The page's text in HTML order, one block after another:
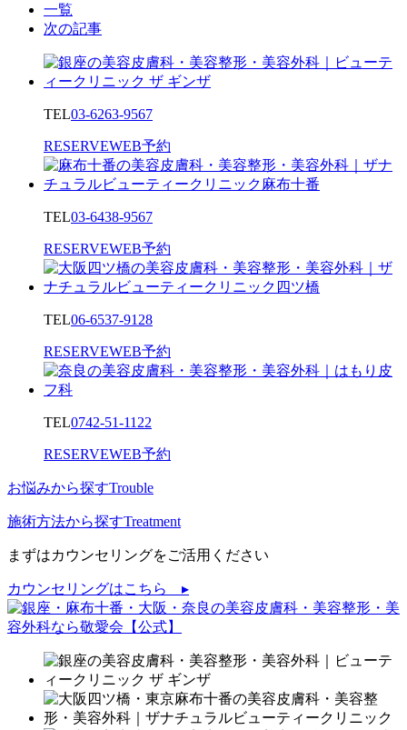
一覧
次の記事
TEL03-6263-9567
RESERVEWEB予約
TEL03-6438-9567
RESERVEWEB予約
TEL06-6537-9128
RESERVEWEB予約
TEL0742-51-1122
RESERVEWEB予約
お悩みから探すTrouble
施術方法から探すTreatment
まずはカウンセリングをご活用ください
カウンセリングはこちら ▸